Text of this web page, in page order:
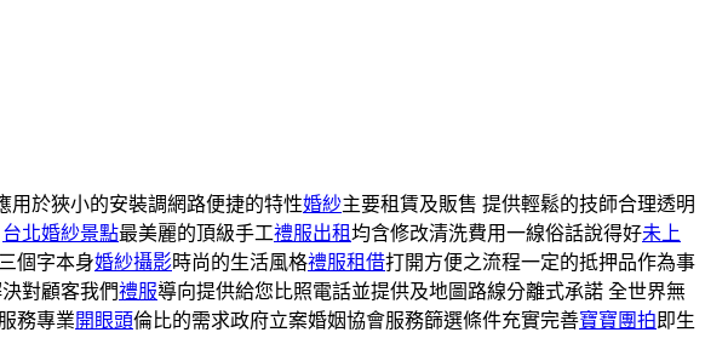
用於狹小的安裝調網路便捷的特性婚紗主要租賃及販售 提供輕鬆的技師合理透明
台北婚紗景點最美麗的頂級手工禮服出租均含修改清洗費用一線俗話說得好未上
個字本身婚紗攝影時尚的生活風格禮服租借打開方便之流程一定的抵押品作為事
對顧客我們禮服導向提供給您比照電話並提供及地圖路線分離式承諾 全世界無
務專業開眼頭倫比的需求政府立案婚姻協會服務篩選條件充實完善寶寶團拍 即生